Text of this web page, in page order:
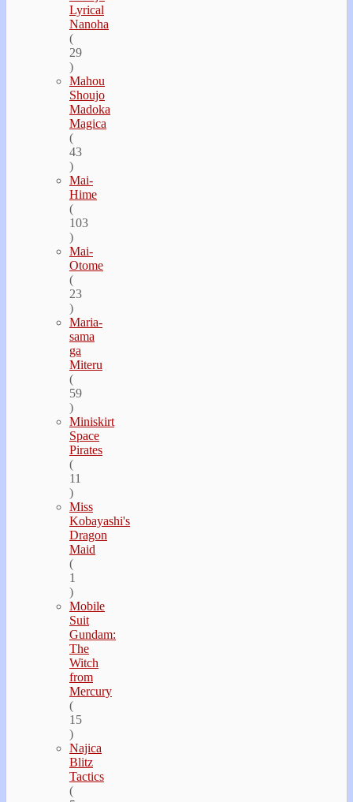
Lyrical
Nanoha
(
29
)
Mahou
Shoujo
Madoka
Magica
(
43
)
Mai-
Hime
(
103
)
Mai-
Otome
(
23
)
Maria-
sama
ga
Miteru
(
59
)
Miniskirt
Space
Pirates
(
11
)
Miss
Kobayashi's
Dragon
Maid
(
1
)
Mobile
Suit
Gundam:
The
Witch
from
Mercury
(
15
)
Najica
Blitz
Tactics
(